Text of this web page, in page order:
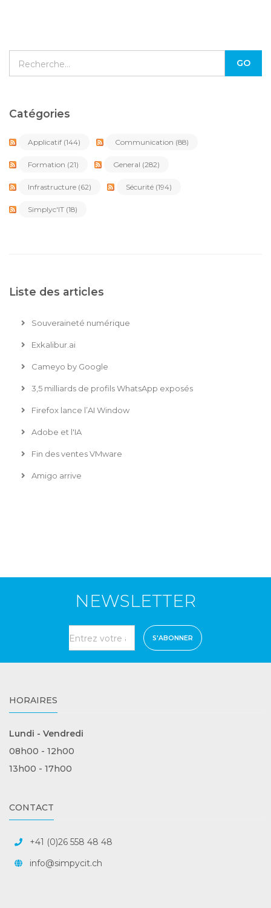
Catégories
Applicatif (144) Communication (88)
Formation (21) General (282)
Infrastructure (62) Sécurité (194)
Simplyc'IT (18)
Liste des articles
Souveraineté numérique
Exkalibur.ai
Cameyo by Google
3,5 milliards de profils WhatsApp exposés
Firefox lance l’AI Window
Adobe et l'IA
Fin des ventes VMware
Amigo arrive
NEWSLETTER
S'ABONNER
HORAIRES
Lundi - Vendredi
08h00 - 12h00
13h00 - 17h00
CONTACT
+41 (0)26 558 48 48
info@simpycit.ch